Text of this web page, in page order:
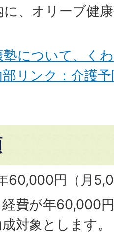
に、オリーブ健
塾について、く
部リンク：介護
60,000円（月
費が年60,000
対象とします。